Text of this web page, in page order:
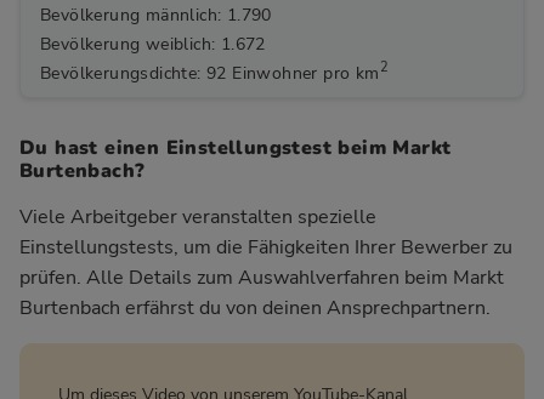
Bevölkerung männlich: 1.790
Bevölkerung weiblich: 1.672
Bevölkerungsdichte: 92 Einwohner pro km 2
Du hast einen Einstellungstest beim Markt
Burtenbach?
Viele Arbeitgeber veranstalten spezielle
Einstellungstests, um die Fähigkeiten Ihrer Bewerber zu
prüfen. Alle Details zum Auswahlverfahren beim Markt
Burtenbach erfährst du von deinen Ansprechpartnern.